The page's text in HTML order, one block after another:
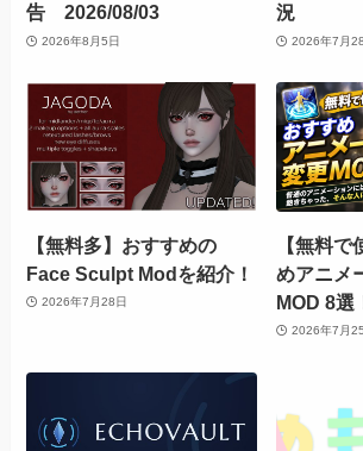
告 2026/08/03
2026年8月5日
況
2026年7月
【無料多】おすすめの
Face Sculpt Modを紹介！
2026年7月28日
【無料
めアニメ
MOD 8選
2026年7月